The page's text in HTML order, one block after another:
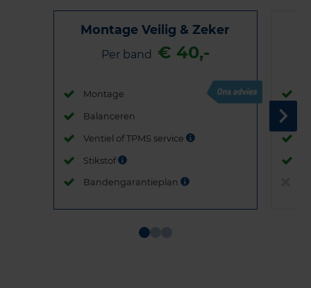
Montage Veilig & Zeker
Per band € 40,-
Montage
Balanceren
Ventiel of TPMS service
Stikstof
Bandengarantieplan